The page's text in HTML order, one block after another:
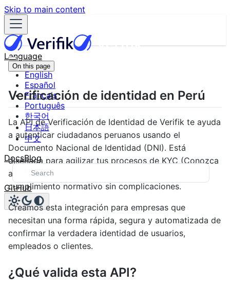
Skip to main content
Language
English
Español
Français
Português
한국어
日本語
中文
DocsBlog
GitHub
On this page
Verificación de identidad en Perú
La API de Verificación de Identidad de Verifik te ayuda
a autenticar ciudadanos peruanos usando el
Documento Nacional de Identidad (DNI). Está
diseñada para agilizar tus procesos de KYC (Conozca
a su Cliente), prevenir fraudes y asegurar el
cumplimiento normativo sin complicaciones.
Creamos esta integración para empresas que
necesitan una forma rápida, segura y automatizada de
confirmar la verdadera identidad de usuarios,
empleados o clientes.
¿Qué valida esta API?